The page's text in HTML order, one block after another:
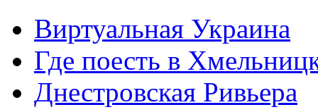
Виртуальная Украина
Где поесть в
Днестровская Ривьера